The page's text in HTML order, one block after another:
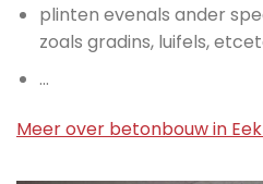
plinten evenals ander
zoals gradins, luifels,
…
Meer over betonbouw in